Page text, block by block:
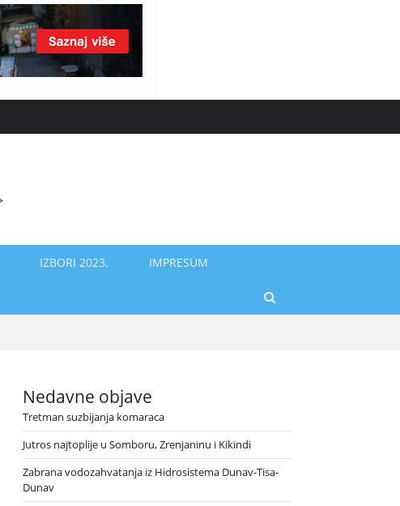
IZBORI 2023. IMPRESUM
Nedavne objave
Tretman suzbijanja komaraca
Jutros najtoplije u Somboru, Zrenjaninu i Kikindi
Zabrana vodozahvatanja iz Hidrosistema Dunav-Tisa-
Dunav